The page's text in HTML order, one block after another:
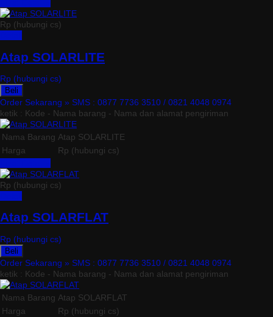
Rp (hubungi cs)
Atap SOLARLITE
Rp (hubungi cs)
Beli
Order Sekarang » SMS : 0877 7736 3510 / 0821 4048 0974
ketik : Kode - Nama barang - Nama dan alamat pengiriman
Nama Barang Atap SOLARLITE
Harga
Rp (hubungi cs)
Rp (hubungi cs)
Atap SOLARFLAT
Rp (hubungi cs)
Beli
Order Sekarang » SMS : 0877 7736 3510 / 0821 4048 0974
ketik : Kode - Nama barang - Nama dan alamat pengiriman
Nama Barang Atap SOLARFLAT
Harga
Rp (hubungi cs)